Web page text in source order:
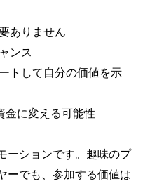
ありません
ンス
トして自分の価値を示
金に変える可能性
ーションです。趣味のプ
ーでも、参加する価値は